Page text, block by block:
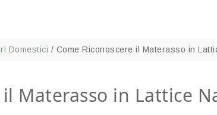
Domestici / Come Riconoscere il Materasso in
il Materasso in Lattice